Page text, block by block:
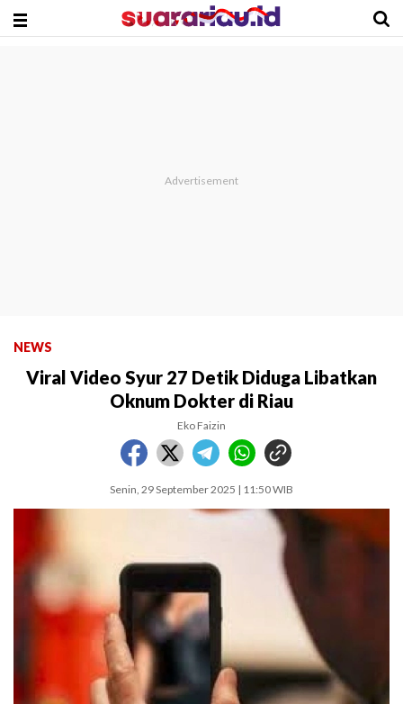
NEWS
Viral Video Syur 27 Detik Diduga Libatkan
Oknum Dokter di Riau
Eko Faizin
Senin, 29 September 2025 | 11:50 WIB